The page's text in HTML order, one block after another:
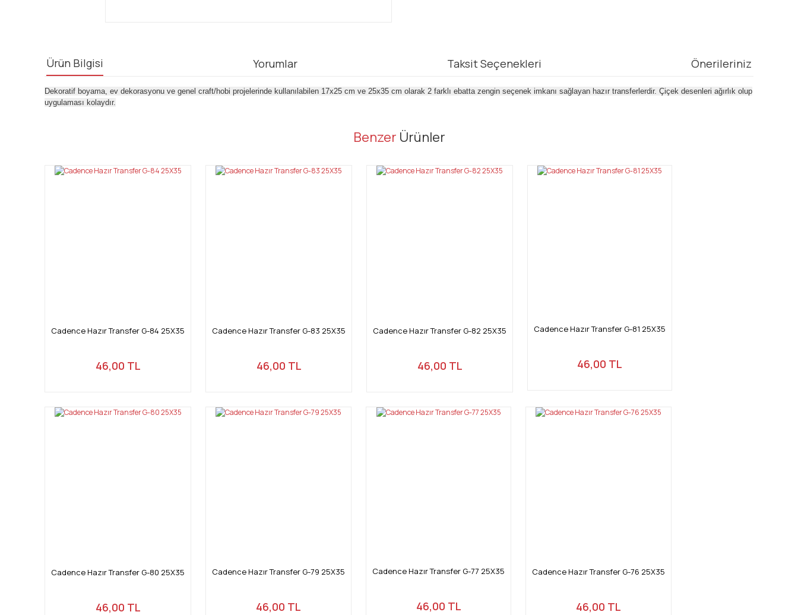
Ürün Bilgisi Yorumlar Taksit Seçenekleri Önerileriniz
Dekoratif boyama, ev dekorasyonu ve genel craft/hobi projelerinde kullanılabilen 17x25 cm ve 25x35 cm olarak 2 farklı ebatta zengin seçenek imkanı sağlayan hazır transferlerdir. Çiçek desenleri ağırlık olup
uygulaması kolaydır.
Bu ürünün fiyat bilgisi, resim, ürün açıklamalarında ve diğer konularda yetersiz gördüğünüz noktaları öneri formunu kullanarak tarafımıza iletebilirsiniz.
Ürün resmi kalitesiz, bozuk veya görüntülenemiyor.
Benzer Ürünler
Cadence Hazır Transfer G-84 25X35
46,00 TL
Cadence Hazır Transfer G-83 25X35
46,00 TL
Cadence Hazır Transfer G-82 25X35
46,00 TL
Cadence Hazır Transfer G-81 25X35
46,00 TL
Cadence Hazır Transfer G-80 25X35
46,00 TL
Cadence Hazır Transfer G-79 25X35
46,00 TL
Cadence Hazır Transfer G-77 25X35
46,00 TL
Cadence Hazır Transfer G-76 25X35
46,00 TL